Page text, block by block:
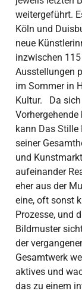
weitergeführt.
Köln und
neue
inzwischen
Ausstellungen
im Sommer in
Kultur. Da sich
kann Das Stille
seiner
und
aufeinander
eher aus der
eine, oft sonst
Prozesse, und
Bildmuster
der
Gesamtwerk
aktives und
das zu einem